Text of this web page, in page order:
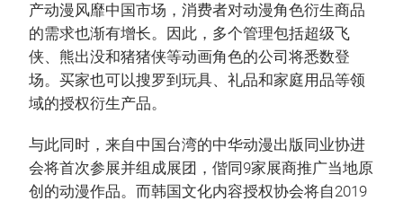
产动漫风靡中国市场，消费者对动漫角色衍生商品
的需求也渐有增长。因此，多个管理包括超级飞
侠、熊出没和猪猪侠等动画角色的公司将悉数登
场。买家也可以搜罗到玩具、礼品和家庭用品等领
域的授权衍生产品。
与此同时，来自中国台湾的中华动漫出版同业协进
会将首次参展并组成展团，偕同9家展商推广当地原
创的动漫作品。而韩国文化内容授权协会将自2019